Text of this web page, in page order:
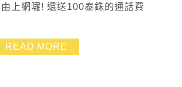
上網囉! 還送100泰銖的通話費
READ MORE